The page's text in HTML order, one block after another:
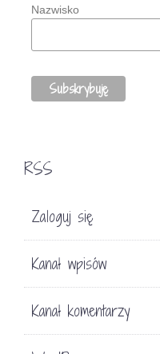
Nazwisko
RSS
Zaloguj się
Kanał wpisów
Kanał komentarzy